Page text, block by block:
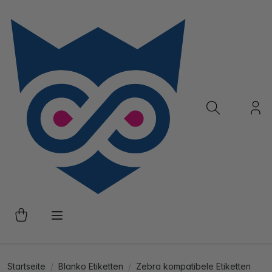
Startseite Blanko Etiketten
Zebra kompatibele Etiketten